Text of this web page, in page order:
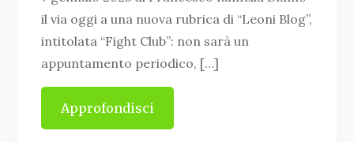
il via oggi a una nuova rubrica di “Leoni Blog”,
intitolata “Fight Club”: non sarà un
appuntamento periodico, […]
Approfondisci